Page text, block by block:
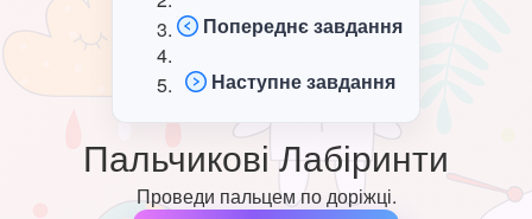
Попереднє завдання
Наступне завдання
Пальчикові Лабіринти
Проведи пальцем по доріжці.